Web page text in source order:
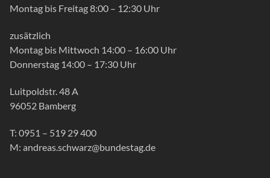
Montag bis Freitag 8:00 – 12:30 Uhr
zusätzlich
Montag bis Mittwoch 14:00 – 16:00 Uhr
Donnerstag 14:00 – 17:30 Uhr
Luitpoldstr. 48 A
96052 Bamberg
T: 0951 – 519 29 400
M: andreas.schwarz@bundestag.de